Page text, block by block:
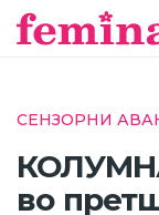
СЕНЗОРНИ
во